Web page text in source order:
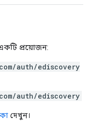
প্রয়োজন:
auth/ediscovery
auth/ediscovery
দেখুন।